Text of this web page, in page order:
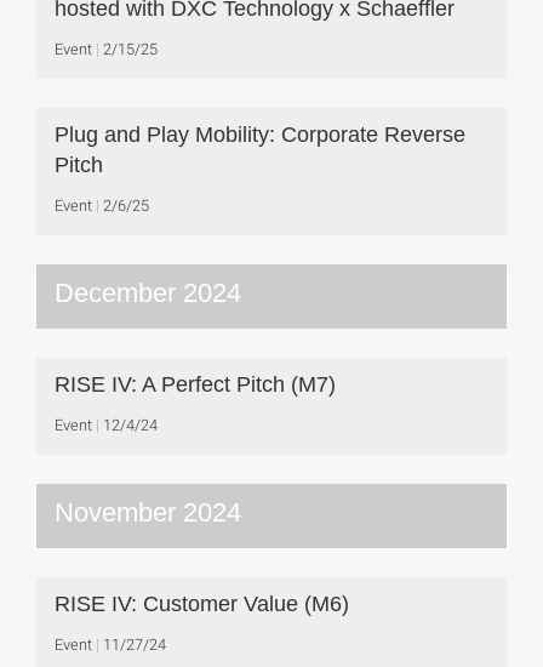
hosted with DXC Technology x Schaeffler
Event 2/15/25
Plug and Play Mobility: Corporate Reverse
Pitch
Event 2/6/25
December 2024
RISE IV: A Perfect Pitch (M7)
Event 12/4/24
November 2024
RISE IV: Customer Value (M6)
Event 11/27/24